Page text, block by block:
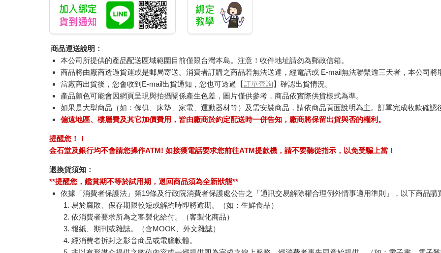
商品運送說明：
本公司所提供的產品配送區域範圍目前僅限台灣本島。注意！收件地址請勿為郵政信箱。
商品將由廠商透過貨運或是郵局寄送。消費者訂購之商品若無法送達，經電話或 E-mail無法聯繫逾三天者，本公司
當廠商出貨後，您會收到E-mail出貨通知，您也可透過【訂單查詢】確認出貨情況。
產品顏色可能會因網頁呈現與拍攝關係產生色差，圖片僅供參考，商品依實際供貨樣式為準。
如果是大型商品（如：傢俱、床墊、家電、運動器材等）及需安裝商品，請依商品頁面說明為主。訂單完成收款確
偏遠地區、樓層費及其它加價費用，皆由廠商於約定配送時一併告知，廠商將保留出貨與否的權利。
提醒您！！
金石堂及銀行均不會請您操作ATM! 如接獲電話要求您前往ATM提款機，請不要聽從指示，以免受騙上當！
退換貨須知：
**提醒您，鑑賞期不等於試用期，退回商品須為全新狀態**
依據「消費者保護法」第19條及行政院消費者保護處公告之「通訊交易解除權合理例外情事適用準則」，以下商品
易於腐敗、保存期限較短或解約時即將逾期。（如：生鮮食品）
依消費者要求所為之客製化給付。（客製化商品）
報紙、期刊或雜誌。（含MOOK、外文雜誌）
經消費者拆封之影音商品或電腦軟體。